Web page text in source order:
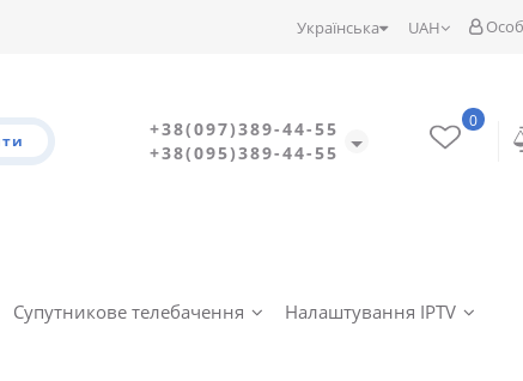
UAH
Українська
+38(097)389-44-55
+38(095)389-44-55
0
Супутникове телебачення
Налаштування IPTV